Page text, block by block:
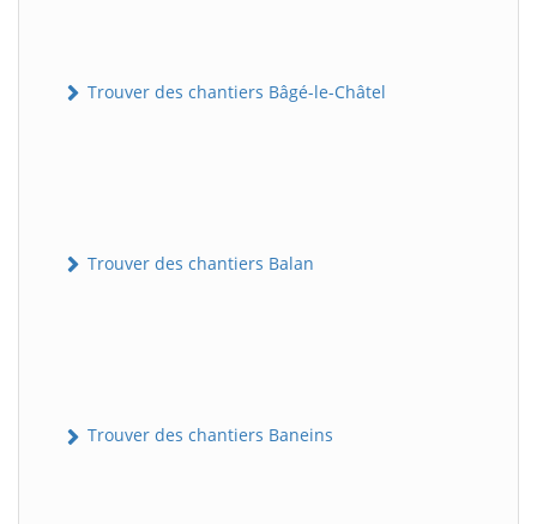
Trouver des chantiers Bâgé-le-Châtel
Trouver des chantiers Balan
Trouver des chantiers Baneins